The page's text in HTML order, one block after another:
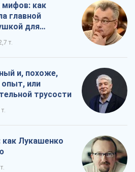
мифов: как
главной
для
т.
и, похоже,
или
трусости
как Лукашенко